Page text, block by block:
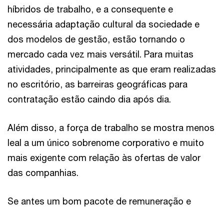
híbridos de trabalho, e a consequente e
necessária adaptação cultural da sociedade e
dos modelos de gestão, estão tornando o
mercado cada vez mais versátil. Para muitas
atividades, principalmente as que eram realizadas
no escritório, as barreiras geográficas para
contratação estão caindo dia após dia.
Além disso, a força de trabalho se mostra menos
leal a um único sobrenome corporativo e muito
mais exigente com relação às ofertas de valor
das companhias.
Se antes um bom pacote de remuneração e